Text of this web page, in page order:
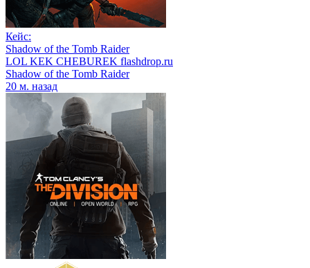
Кейс:
Shadow of the Tomb Raider
LOL KEK CHEBUREK flashdrop.ru
Shadow of the Tomb Raider
20 м. назад